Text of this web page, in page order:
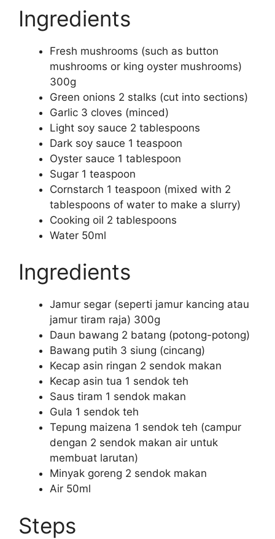
Ingredients
Fresh mushrooms (such as button
mushrooms or king oyster mushrooms)
300g
Green onions 2 stalks (cut into sections)
Garlic 3 cloves (minced)
Light soy sauce 2 tablespoons
Dark soy sauce 1 teaspoon
Oyster sauce 1 tablespoon
Sugar 1 teaspoon
Cornstarch 1 teaspoon (mixed with 2
tablespoons of water to make a slurry)
Cooking oil 2 tablespoons
Water 50ml
Ingredients
Jamur segar (seperti jamur kancing atau
jamur tiram raja) 300g
Daun bawang 2 batang (potong-potong)
Bawang putih 3 siung (cincang)
Kecap asin ringan 2 sendok makan
Kecap asin tua 1 sendok teh
Saus tiram 1 sendok makan
Gula 1 sendok teh
Tepung maizena 1 sendok teh (campur
dengan 2 sendok makan air untuk
membuat larutan)
Minyak goreng 2 sendok makan
Air 50ml
Steps